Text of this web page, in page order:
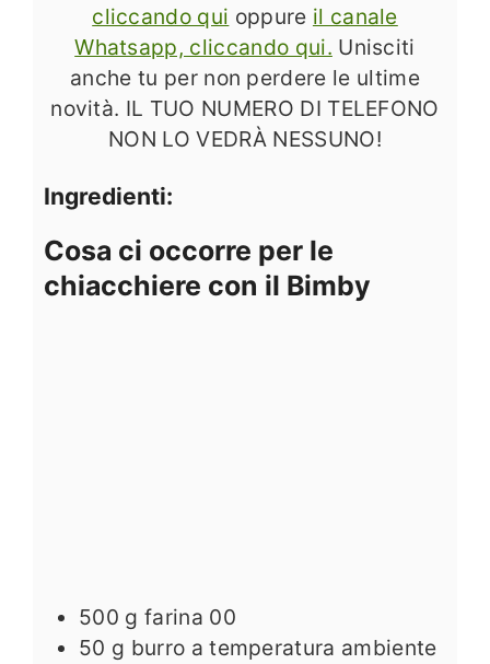
cliccando qui oppure il canale
Whatsapp, cliccando qui. Unisciti
anche tu per non perdere le ultime
novità. IL TUO NUMERO DI TELEFONO
NON LO VEDRÀ NESSUNO!
Ingredienti:
Cosa ci occorre per le
chiacchiere con il Bimby
500 g farina 00
50 g burro a temperatura ambiente